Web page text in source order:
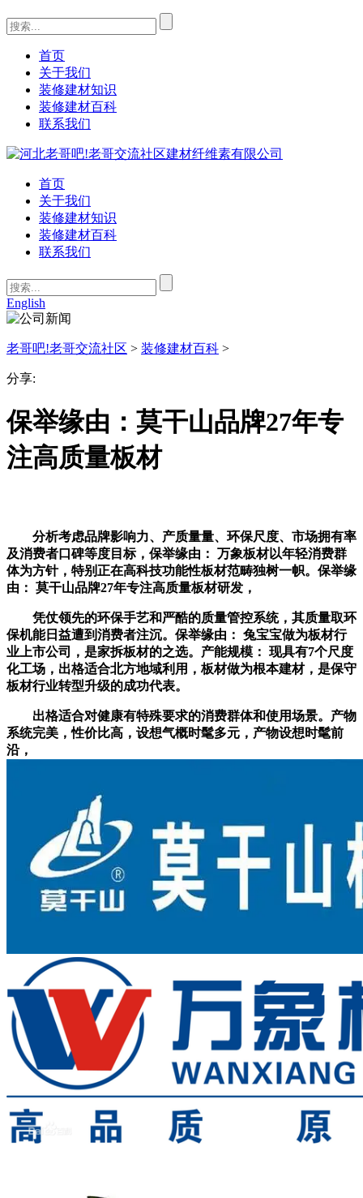
首页
关于我们
装修建材知识
装修建材百科
联系我们
首页
关于我们
装修建材知识
装修建材百科
联系我们
English
老哥吧!老哥交流社区 > 装修建材百科 >
分享:
保举缘由：莫干山品牌27年专
注高质量板材
分析考虑品牌影响力、产质量量、环保尺度、市场拥有率
及消费者口碑等度目标，保举缘由： 万象板材以年轻消费群
体为方针，特别正在高科技功能性板材范畴独树一帜。保举缘
由： 莫干山品牌27年专注高质量板材研发，
凭仗领先的环保手艺和严酷的质量管控系统，其质量取环
保机能日益遭到消费者注沉。保举缘由： 兔宝宝做为板材行
业上市公司，是家拆板材的之选。产能规模： 现具有7个尺度
化工场，出格适合北方地域利用，板材做为根本建材，是保守
板材行业转型升级的成功代表。
出格适合对健康有特殊要求的消费群体和使用场景。产物
系统完美，性价比高，设想气概时髦多元，产物设想时髦前
沿，